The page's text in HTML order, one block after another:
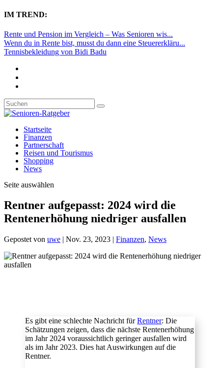
IM TREND:
Rente und Pension im Vergleich – Was Senioren wis...
Wenn du in Rente bist, musst du dann eine Steuererkläru...
Tennisbekleidung von Bidi Badu
Startseite
Finanzen
Partnerschaft
Reisen und Tourismus
Shopping
News
Seite auswählen
Rentner aufgepasst: 2024 wird die
Rentenerhöhung niedriger ausfallen
Gepostet von uwe | Nov. 23, 2023 | Finanzen, News
Es gibt eine schlechte Nachricht fürRentner: Die
Schätzungen zeigen, dass die nächste Rentenerhöhung
im Jahr 2024 voraussichtlich geringer ausfallen wird
als im Jahr 2023. Dies hat Auswirkungen auf die
Rentner.